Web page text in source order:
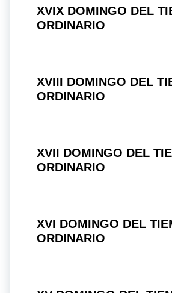
XVIX DOMINGO DEL
ORDINARIO
XVIII DOMINGO DEL
ORDINARIO
XVII DOMINGO DEL
ORDINARIO
XVI DOMINGO DEL
ORDINARIO